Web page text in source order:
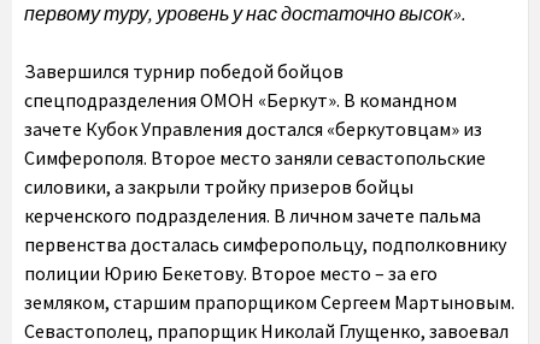
первому туру, уровень у нас достаточно высок».
Завершился турнир победой бойцов
спецподразделения ОМОН «Беркут». В командном
зачете Кубок Управления достался «беркутовцам» из
Симферополя. Второе место заняли севастопольские
силовики, а закрыли тройку призеров бойцы
керченского подразделения. В личном зачете пальма
первенства досталась симферопольцу, подполковнику
полиции Юрию Бекетову. Второе место – за его
земляком, старшим прапорщиком Сергеем Мартыновым.
Севастополец, прапорщик Николай Глущенко, завоевал